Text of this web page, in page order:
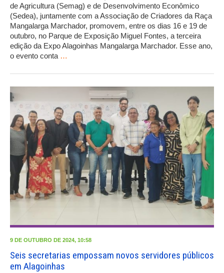
de Agricultura (Semag) e de Desenvolvimento Econômico
(Sedea), juntamente com a Associação de Criadores da Raça
Mangalarga Marchador, promovem, entre os dias 16 e 19 de
outubro, no Parque de Exposição Miguel Fontes, a terceira
edição da Expo Alagoinhas Mangalarga Marchador. Esse ano,
o evento conta …
9 DE OUTUBRO DE 2024, 10:58
Seis secretarias empossam novos servidores públicos
em Alagoinhas